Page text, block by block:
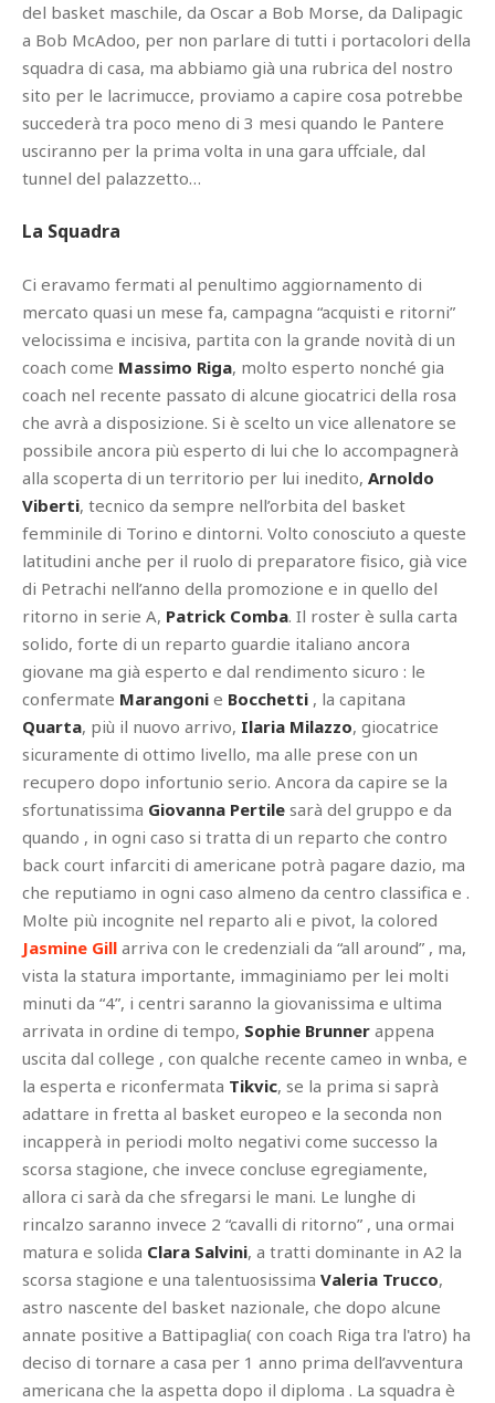
del basket maschile, da Oscar a Bob Morse, da Dalipagic
a Bob McAdoo, per non parlare di tutti i portacolori della
squadra di casa, ma abbiamo già una rubrica del nostro
sito per le lacrimucce, proviamo a capire cosa potrebbe
succederà tra poco meno di 3 mesi quando le Pantere
usciranno per la prima volta in una gara uffciale, dal
tunnel del palazzetto…
La Squadra
Ci eravamo fermati al penultimo aggiornamento di
mercato quasi un mese fa, campagna “acquisti e ritorni”
velocissima e incisiva, partita con la grande novità di un
coach come Massimo Riga, molto esperto nonché gia
coach nel recente passato di alcune giocatrici della rosa
che avrà a disposizione. Si è scelto un vice allenatore se
possibile ancora più esperto di lui che lo accompagnerà
alla scoperta di un territorio per lui inedito, Arnoldo
Viberti, tecnico da sempre nell’orbita del basket
femminile di Torino e dintorni. Volto conosciuto a queste
latitudini anche per il ruolo di preparatore fisico, già vice
di Petrachi nell’anno della promozione e in quello del
ritorno in serie A, Patrick Comba. Il roster è sulla carta
solido, forte di un reparto guardie italiano ancora
giovane ma già esperto e dal rendimento sicuro : le
confermate Marangoni e Bocchetti , la capitana
Quarta, più il nuovo arrivo, Ilaria Milazzo, giocatrice
sicuramente di ottimo livello, ma alle prese con un
recupero dopo infortunio serio. Ancora da capire se la
sfortunatissima Giovanna Pertile sarà del gruppo e da
quando , in ogni caso si tratta di un reparto che contro
back court infarciti di americane potrà pagare dazio, ma
che reputiamo in ogni caso almeno da centro classifica e .
Molte più incognite nel reparto ali e pivot, la colored
Jasmine Gill arriva con le credenziali da “all around” , ma,
vista la statura importante, immaginiamo per lei molti
minuti da “4”, i centri saranno la giovanissima e ultima
arrivata in ordine di tempo, Sophie Brunner appena
uscita dal college , con qualche recente cameo in wnba, e
la esperta e riconfermata Tikvic, se la prima si saprà
adattare in fretta al basket europeo e la seconda non
incapperà in periodi molto negativi come successo la
scorsa stagione, che invece concluse egregiamente,
allora ci sarà da che sfregarsi le mani. Le lunghe di
rincalzo saranno invece 2 “cavalli di ritorno” , una ormai
matura e solida Clara Salvini, a tratti dominante in A2 la
scorsa stagione e una talentuosissima Valeria Trucco,
astro nascente del basket nazionale, che dopo alcune
annate positive a Battipaglia( con coach Riga tra l'atro) ha
deciso di tornare a casa per 1 anno prima dell’avventura
americana che la aspetta dopo il diploma . La squadra è